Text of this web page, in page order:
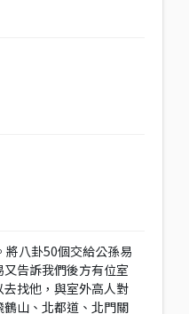
將八卦50個交給公孫易
告訴我們後方有位室
找他，與室外高人對
山、北都道、北門關